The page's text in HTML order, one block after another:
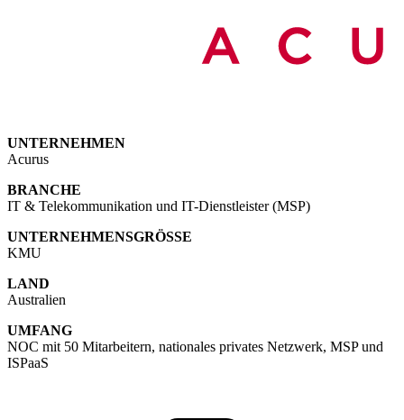
UNTERNEHMEN
Acurus
BRANCHE
IT & Telekommunikation und IT-Dienstleister (MSP)
UNTERNEHMENSGRÖSSE
KMU
LAND
Australien
UMFANG
NOC mit 50 Mitarbeitern, nationales privates Netzwerk, MSP und
ISPaaS